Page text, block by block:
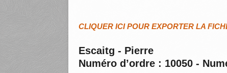
CLIQUER ICI POUR EXPORTER LA
Escaitg - Pierre
Numéro d’ordre : 10050 -